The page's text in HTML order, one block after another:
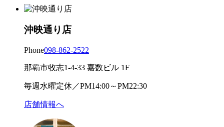
沖映通り店
Phone098-862-2522
那覇市牧志1-4-33 嘉数ビル 1F
毎週水曜定休／PM14:00～PM22:30
店舗情報へ